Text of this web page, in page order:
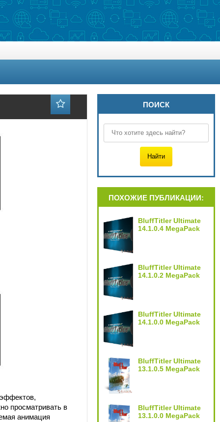
просматривать в
анимация
ПОИСК
ПОХОЖИЕ ПУБЛИКАЦИИ:
BluffTitler Ultimate
14.1.0.4 MegaPack
BluffTitler Ultimate
14.1.0.2 MegaPack
BluffTitler Ultimate
14.1.0.0 MegaPack
BluffTitler Ultimate
13.1.0.5 MegaPack
BluffTitler Ultimate
13.1.0.0 MegaPack